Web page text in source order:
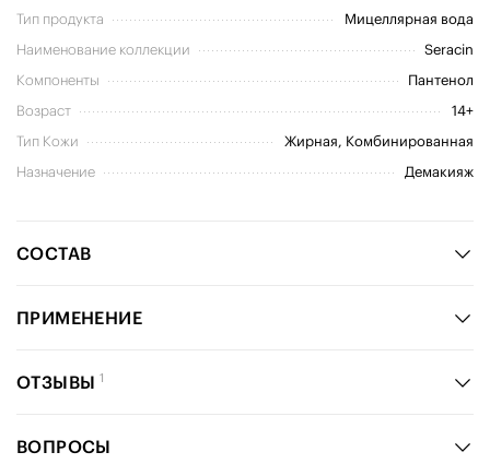
Тип продукта
Мицеллярная вода
Наименование коллекции
Seracin
Компоненты
Пантенол
Возраст
14+
Тип Кожи
Жирная, Комбинированная
Назначение
Демакияж
СОСТАВ
ПРИМЕНЕНИЕ
ОТЗЫВЫ 1
ВОПРОСЫ